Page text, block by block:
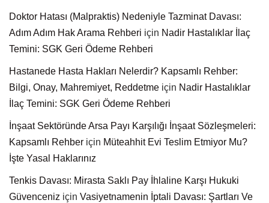
Doktor Hatası (Malpraktis) Nedeniyle Tazminat Davası:
Adım Adım Hak Arama Rehberi için Nadir Hastalıklar İlaç
Temini: SGK Geri Ödeme Rehberi
Hastanede Hasta Hakları Nelerdir? Kapsamlı Rehber:
Bilgi, Onay, Mahremiyet, Reddetme için Nadir Hastalıklar
İlaç Temini: SGK Geri Ödeme Rehberi
İnşaat Sektöründe Arsa Payı Karşılığı İnşaat Sözleşmeleri:
Kapsamlı Rehber için Müteahhit Evi Teslim Etmiyor Mu?
İşte Yasal Haklarınız
Tenkis Davası: Mirasta Saklı Pay İhlaline Karşı Hukuki
Güvenceniz için Vasiyetnamenin İptali Davası: Şartları Ve